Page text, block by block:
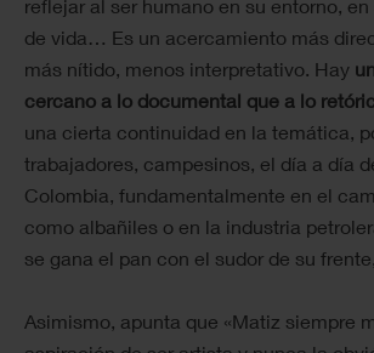
reflejar al ser humano en su entorno,
de vida… Es un acercamiento más
más nítido, menos interpretativo. Hay
cercano a lo documental que a lo
una cierta continuidad en la temática,
trabajadores, campesinos, el día a día
Colombia, fundamentalmente en el
como albañiles o en la industria
se gana el pan con el sudor de su
Asimismo, apunta que «Matiz siempre